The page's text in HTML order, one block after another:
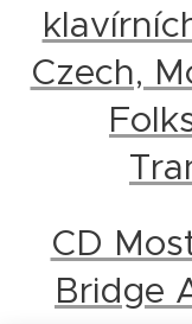
Czech,
CD
Bridge